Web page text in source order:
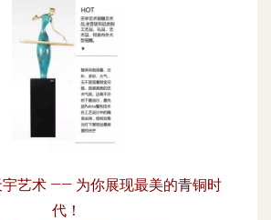
艺术 —— 为你展现最美的青铜时
代！